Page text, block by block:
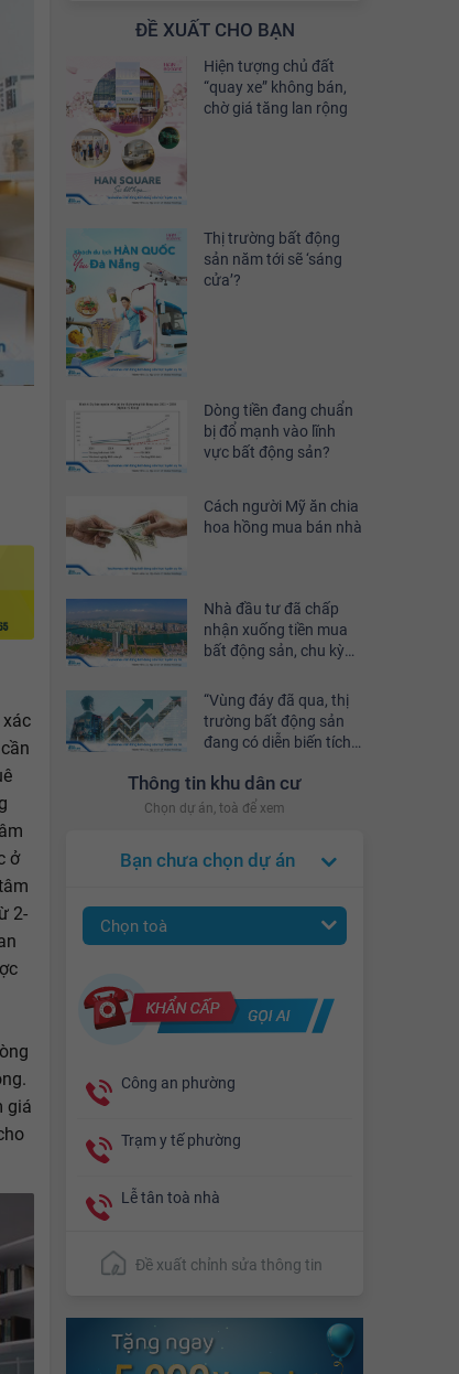
ĐỀ XUẤT CHO BẠN
Hiện tượng chủ đất
“quay xe” không bán,
chờ giá tăng lan rộng
Thị trường bất động
sản năm tới sẽ ‘sáng
cửa’?
Dòng tiền đang chuẩn
bị đổ mạnh vào lĩnh
vực bất động sản?
Cách người Mỹ ăn chia
hoa hồng mua bán nhà
Nhà đầu tư đã chấp
nhận xuống tiền mua
bất động sản, chu kỳ
đầu?
“Vùng đáy đã qua, thị
trường bất động sản
đang có diễn biến tích
Thông tin khu dân cư
Chọn dự án, toà để xem
Bạn chưa chọn dự án
Chọn toà
Công an phường
Trạm y tế phường
Lễ tân toà nhà
Đề xuất chỉnh sửa thông tin
ở
2-
giá